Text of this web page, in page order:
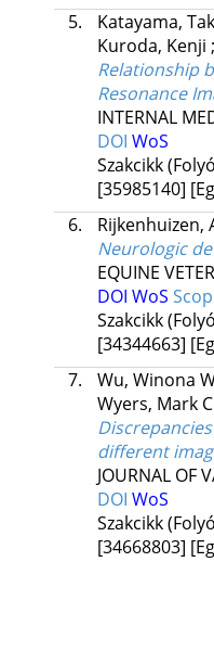
5.
Katayama,
Kuroda, Kenji ;
Relationship
Resonance
INTERNAL
DOI WoS
Szakcikk
[35985140]
6.
Rijkenhuizen,
Neurologic
EQUINE
DOI WoS
Szakcikk
[34344663]
7.
Wu, Winona
Wyers, Mark
different
JOURNAL OF
DOI WoS
Szakcikk
[34668803]